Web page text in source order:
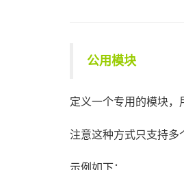
公用模块
定义一个专用的模块，
注意这种方式只支持多
示例如下：